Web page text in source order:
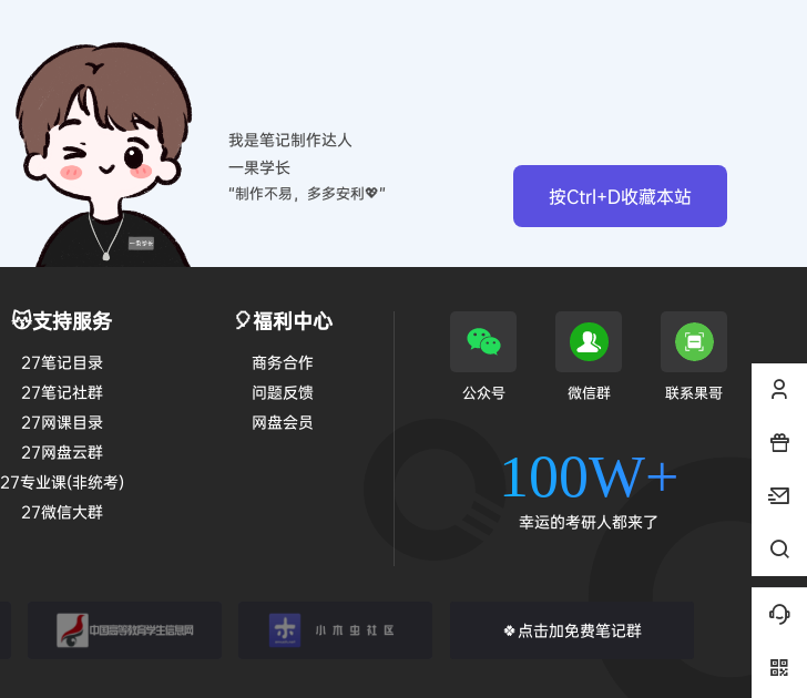
按Ctrl+D收藏本站
我是笔记制作达人
一果学长
“制作不易，多多安利💖”
😽支持服务
27笔记目录
27笔记社群
27网课目录
27网盘云群
27专业课(非统考)
27微信大群
🎈福利中心
商务合作
问题反馈
网盘会员
公众号 微信群 联系果哥
100W+
幸运的考研人都来了
🍀点击加免费笔记群